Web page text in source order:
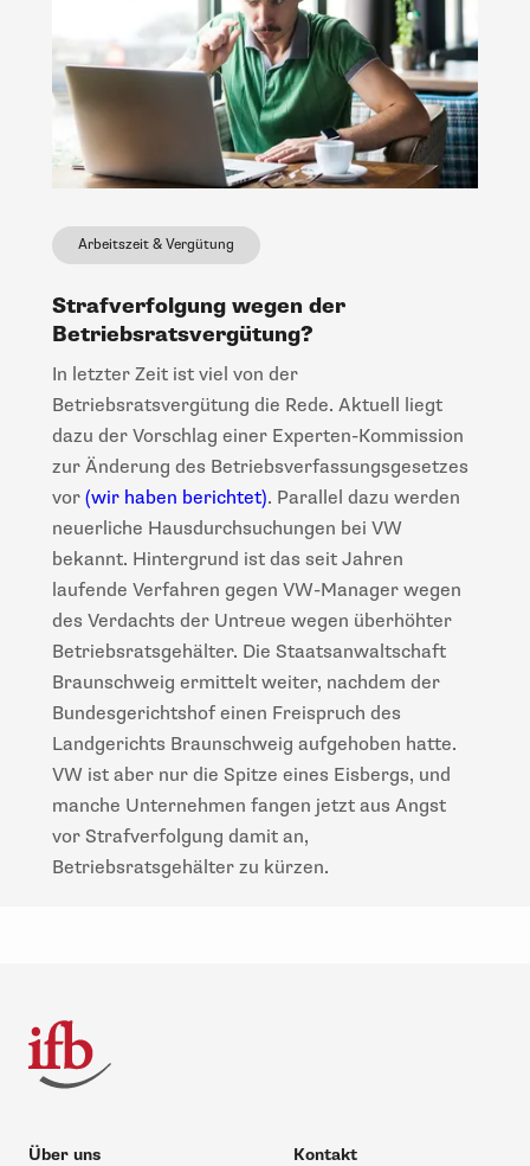
Arbeitszeit & Vergütung
Strafverfolgung wegen der
Betriebsratsvergütung?
In letzter Zeit ist viel von der
Betriebsratsvergütung die Rede. Aktuell liegt
dazu der Vorschlag einer Experten-Kommission
zur Änderung des Betriebsverfassungsgesetzes
vor (wir haben berichtet). Parallel dazu werden
neuerliche Hausdurchsuchungen bei VW
bekannt. Hintergrund ist das seit Jahren
laufende Verfahren gegen VW-Manager wegen
des Verdachts der Untreue wegen überhöhter
Betriebsratsgehälter. Die Staatsanwaltschaft
Braunschweig ermittelt weiter, nachdem der
Bundesgerichtshof einen Freispruch des
Landgerichts Braunschweig aufgehoben hatte.
VW ist aber nur die Spitze eines Eisbergs, und
manche Unternehmen fangen jetzt aus Angst
vor Strafverfolgung damit an,
Betriebsratsgehälter zu kürzen.
Über uns Kontakt